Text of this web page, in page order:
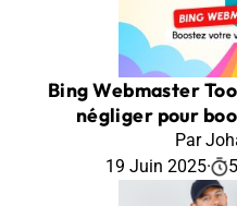
Bing Webmaster
négliger pour
Par
19 Juin 2025·